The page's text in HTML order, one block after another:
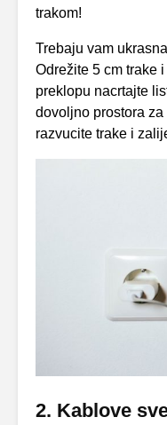
trakom!
Trebaju vam
Odrežite 5 cm trake
preklopu nacrtajte
dovoljno prostora
razvucite trake i
2. Kablove